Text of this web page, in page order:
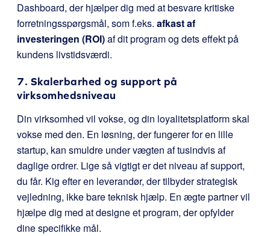
Dashboard, der hjælper dig med at besvare kritiske
forretningsspørgsmål, som f.eks. afkast af
investeringen (ROI)af dit program og dets effekt på
kundens livstidsværdi.
7. Skalerbarhed og support på
virksomhedsniveau
Din virksomhed vil vokse, og din loyalitetsplatform skal
vokse med den. En løsning, der fungerer for en lille
startup, kan smuldre under vægten af tusindvis af
daglige ordrer. Lige så vigtigt er det niveau af support,
du får. Kig efter en leverandør, der tilbyder strategisk
vejledning, ikke bare teknisk hjælp. En ægte partner vil
hjælpe dig med at designe et program, der opfylder
dine specifikke mål.